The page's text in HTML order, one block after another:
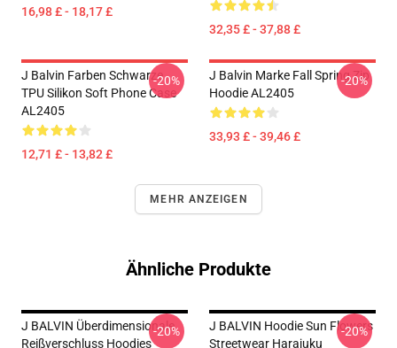
16,98 £ - 18,17 £
32,35 £ - 37,88 £
J Balvin Farben Schwarze
TPU Silikon Soft Phone Case
AL2405
12,71 £ - 13,82 £
-20%
J Balvin Marke Fall Spring Zip
Hoodie AL2405
33,93 £ - 39,46 £
-20%
MEHR ANZEIGEN
Ähnliche Produkte
J BALVIN Überdimensionale
Reißverschluss Hoodies
-20%
J BALVIN Hoodie Sun Flowers
Streetwear Harajuku
-20%